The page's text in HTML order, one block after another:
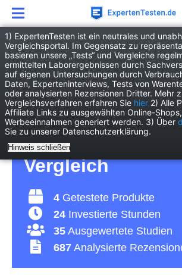
Drogerie Gesundheit
Nasensalbe Test
Die 4 besten
Nasensalben im
Vergleich
4 Getestete Produkte
24 Investierte Stunden
35 Ausgewertete Studien
687 Analysierte
1) ExpertenTesten ist ein neutrales und
Vergleichsportal. Im Gegensatz zu
basieren unsere „Tests“ und Vergleiche
ermittelten Laborergebnissen durch
auf eigenen Untersuchungen durch
Daten, Experteninterviews, Tests von
oder analysierten Rezensionen Dritter. Mehr
Vergleichsverfahren erfahren Sie hier 2) Alle
Affiliate Links zu ausgewählten Online-
Werbeeinnahmen generiert werden. 3) Über
Sie zu unserer Datenschutzerklärung.
Hinweis schließen